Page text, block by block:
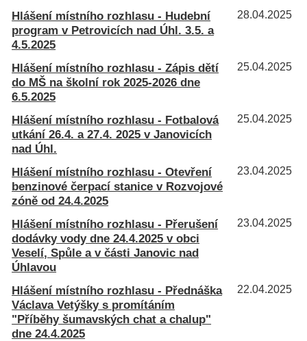
28.04.2025
Hlášení místního rozhlasu - Hudební
program v Petrovicích nad Úhl. 3.5. a
4.5.2025
25.04.2025
Hlášení místního rozhlasu - Zápis dětí
do MŠ na školní rok 2025-2026 dne
6.5.2025
25.04.2025
Hlášení místního rozhlasu - Fotbalová
utkání 26.4. a 27.4. 2025 v Janovicích
nad Úhl.
23.04.2025
Hlášení místního rozhlasu - Otevření
benzinové čerpací stanice v Rozvojové
zóně od 24.4.2025
23.04.2025
Hlášení místního rozhlasu - Přerušení
dodávky vody dne 24.4.2025 v obci
Veselí, Spůle a v části Janovic nad
Úhlavou
22.04.2025
Hlášení místního rozhlasu - Přednáška
Václava Vetýšky s promítáním
"Příběhy šumavských chat a chalup"
dne 24.4.2025